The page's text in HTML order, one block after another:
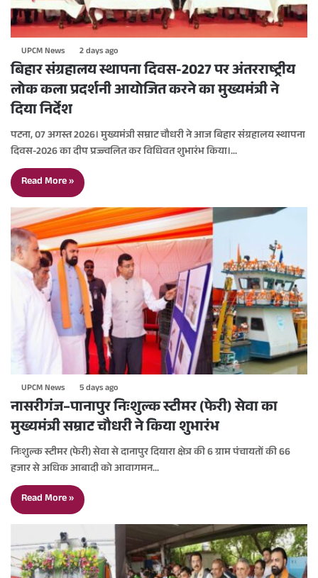
UPCM News 2 days ago
बिहार संग्रहालय स्थापना दिवस-2027 पर अंतरराष्ट्रीय
लोक कला प्रदर्शनी आयोजित करने का मुख्यमंत्री ने
दिया निर्देश
पटना, 07 अगस्त 2026। मुख्यमंत्री सम्राट चौधरी ने आज बिहार संग्रहालय स्थापना
दिवस-2026 का दीप प्रज्ज्वलित कर विधिवत शुभारंभ किया।…
Read More »
UPCM News 5 days ago
नासरीगंज–पानापुर निःशुल्क स्टीमर (फेरी) सेवा का
मुख्यमंत्री सम्राट चौधरी ने किया शुभारंभ
निःशुल्क स्टीमर (फेरी) सेवा से दानापुर दियारा क्षेत्र की 6 ग्राम पंचायतों की 66
हजार से अधिक आबादी को आवागमन…
Read More »